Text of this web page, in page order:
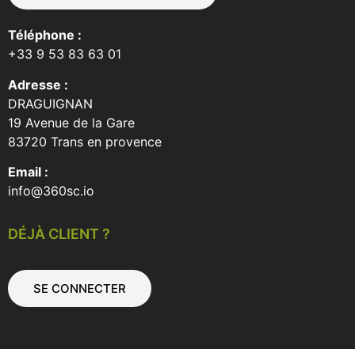
Téléphone :
+33 9 53 83 63 01
Adresse :
DRAGUIGNAN
19 Avenue de la Gare
83720 Trans en provence
Email :
info@360sc.io
DÉJÀ CLIENT ?
SE CONNECTER